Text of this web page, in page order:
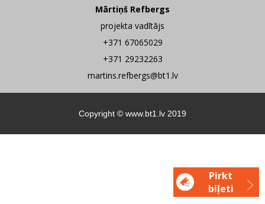
Mārtiņš Refbergs
projekta vadītājs
+371 67065029
+371 29232263
martins.refbergs@bt1.lv
Copyright © www.bt1.lv 2019
Pirkt
biļeti